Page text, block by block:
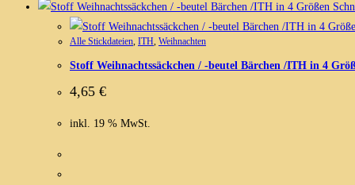
Alle Stickdateien, ITH, Weihnachten
Stoff Weihnachtssäckchen / -beutel Bärchen /ITH in 4
4,65 €
inkl. 19 % MwSt.